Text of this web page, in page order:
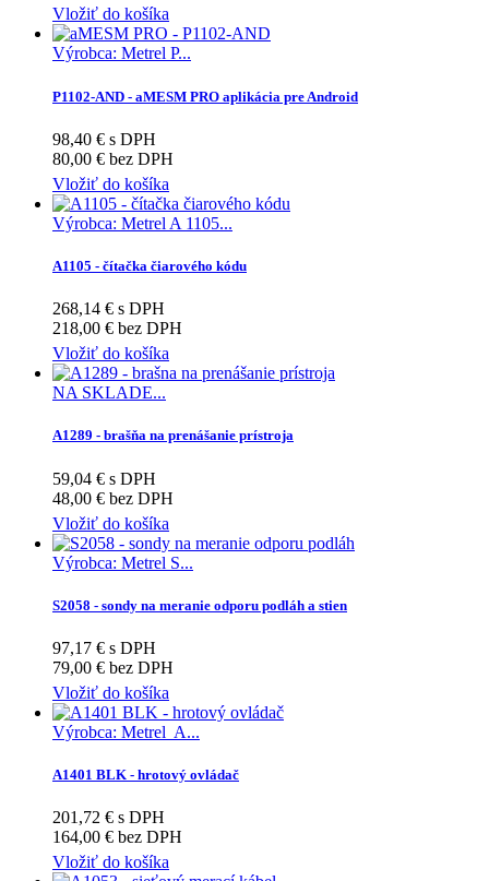
Vložiť do košíka
Výrobca: Metrel P...
P1102-AND - aMESM PRO aplikácia pre Android
98,40 € s DPH
80,00 € bez DPH
Vložiť do košíka
Výrobca: Metrel A 1105...
A1105 - čítačka čiarového kódu
268,14 € s DPH
218,00 € bez DPH
Vložiť do košíka
NA SKLADE...
A1289 - brašňa na prenášanie prístroja
59,04 € s DPH
48,00 € bez DPH
Vložiť do košíka
Výrobca: Metrel S...
S2058 - sondy na meranie odporu podláh a stien
97,17 € s DPH
79,00 € bez DPH
Vložiť do košíka
Výrobca: Metrel A...
A1401 BLK - hrotový ovládač
201,72 € s DPH
164,00 € bez DPH
Vložiť do košíka